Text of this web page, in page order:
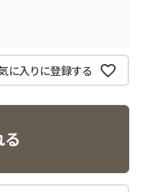
に入りに登録する
る